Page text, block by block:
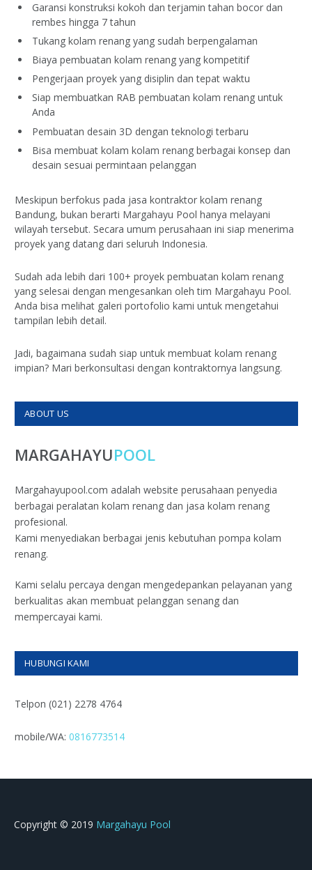
Garansi konstruksi kokoh dan terjamin tahan bocor dan
rembes hingga 7 tahun
Tukang kolam renang yang sudah berpengalaman
Biaya pembuatan kolam renang yang kompetitif
Pengerjaan proyek yang disiplin dan tepat waktu
Siap membuatkan RAB pembuatan kolam renang untuk
Anda
Pembuatan desain 3D dengan teknologi terbaru
Bisa membuat kolam kolam renang berbagai konsep dan
desain sesuai permintaan pelanggan
Meskipun berfokus pada jasa kontraktor kolam renang
Bandung, bukan berarti Margahayu Pool hanya melayani
wilayah tersebut. Secara umum perusahaan ini siap menerima
proyek yang datang dari seluruh Indonesia.
Sudah ada lebih dari 100+ proyek pembuatan kolam renang
yang selesai dengan mengesankan oleh tim Margahayu Pool.
Anda bisa melihat galeri portofolio kami untuk mengetahui
tampilan lebih detail.
Jadi, bagaimana sudah siap untuk membuat kolam renang
impian? Mari berkonsultasi dengan kontraktornya langsung.
ABOUT US
MARGAHAYUPOOL
Margahayupool.com adalah website perusahaan penyedia
berbagai peralatan kolam renang dan jasa kolam renang
profesional.
Kami menyediakan berbagai jenis kebutuhan pompa kolam
renang.
Kami selalu percaya dengan mengedepankan pelayanan yang
berkualitas akan membuat pelanggan senang dan
mempercayai kami.
HUBUNGI KAMI
Telpon (021) 2278 4764
mobile/WA: 0816773514
Copyright © 2019 Margahayu Pool